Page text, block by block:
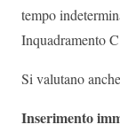
tempo
Inquadramento
Si valutano
Inserimento